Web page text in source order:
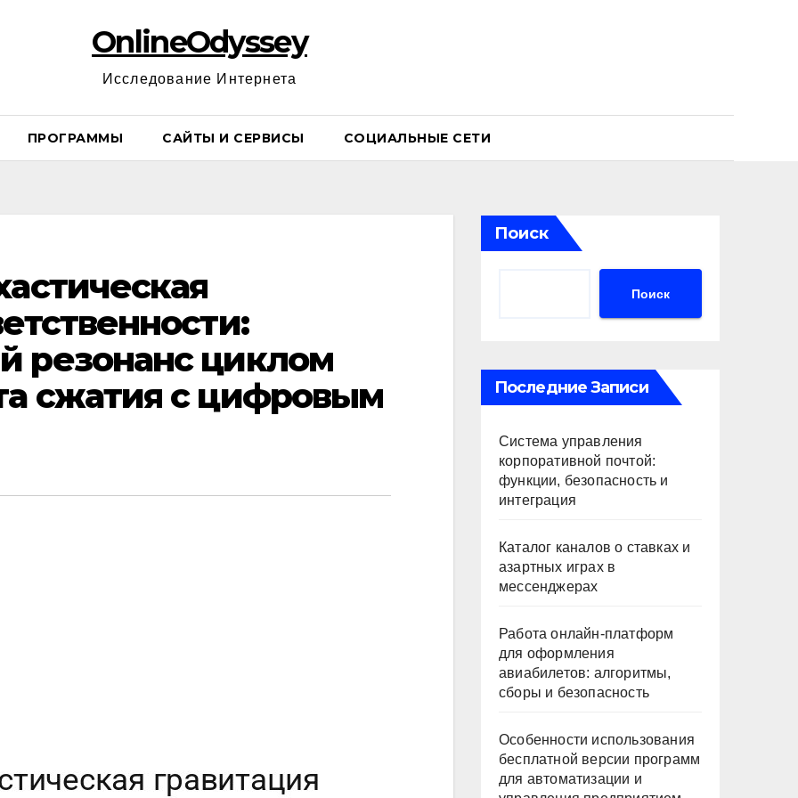
OnlineOdyssey
Исследование Интернета
ПРОГРАММЫ САЙТЫ И СЕРВИСЫ СОЦИАЛЬНЫЕ СЕТИ
резонанс циклом
сжатия с цифровым
Поиск
Поиск
Последние Записи
Система управления
корпоративной почтой:
функции, безопасность и
интеграция
Каталог каналов о ставках и
азартных играх в
мессенджерах
Работа онлайн‑платформ
для оформления
авиабилетов: алгоритмы,
сборы и безопасность
Особенности использования
бесплатной версии программ
для автоматизации и